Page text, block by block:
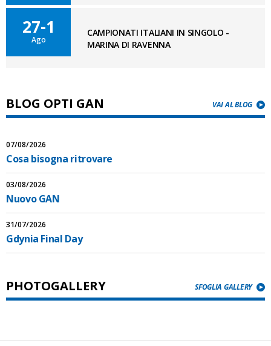
27-1
Ago
CAMPIONATI ITALIANI IN SINGOLO -
MARINA DI RAVENNA
BLOG OPTI GAN VAI AL BLOG
07/08/2026
Cosa bisogna ritrovare
03/08/2026
Nuovo GAN
31/07/2026
Gdynia Final Day
PHOTOGALLERY SFOGLIA GALLERY